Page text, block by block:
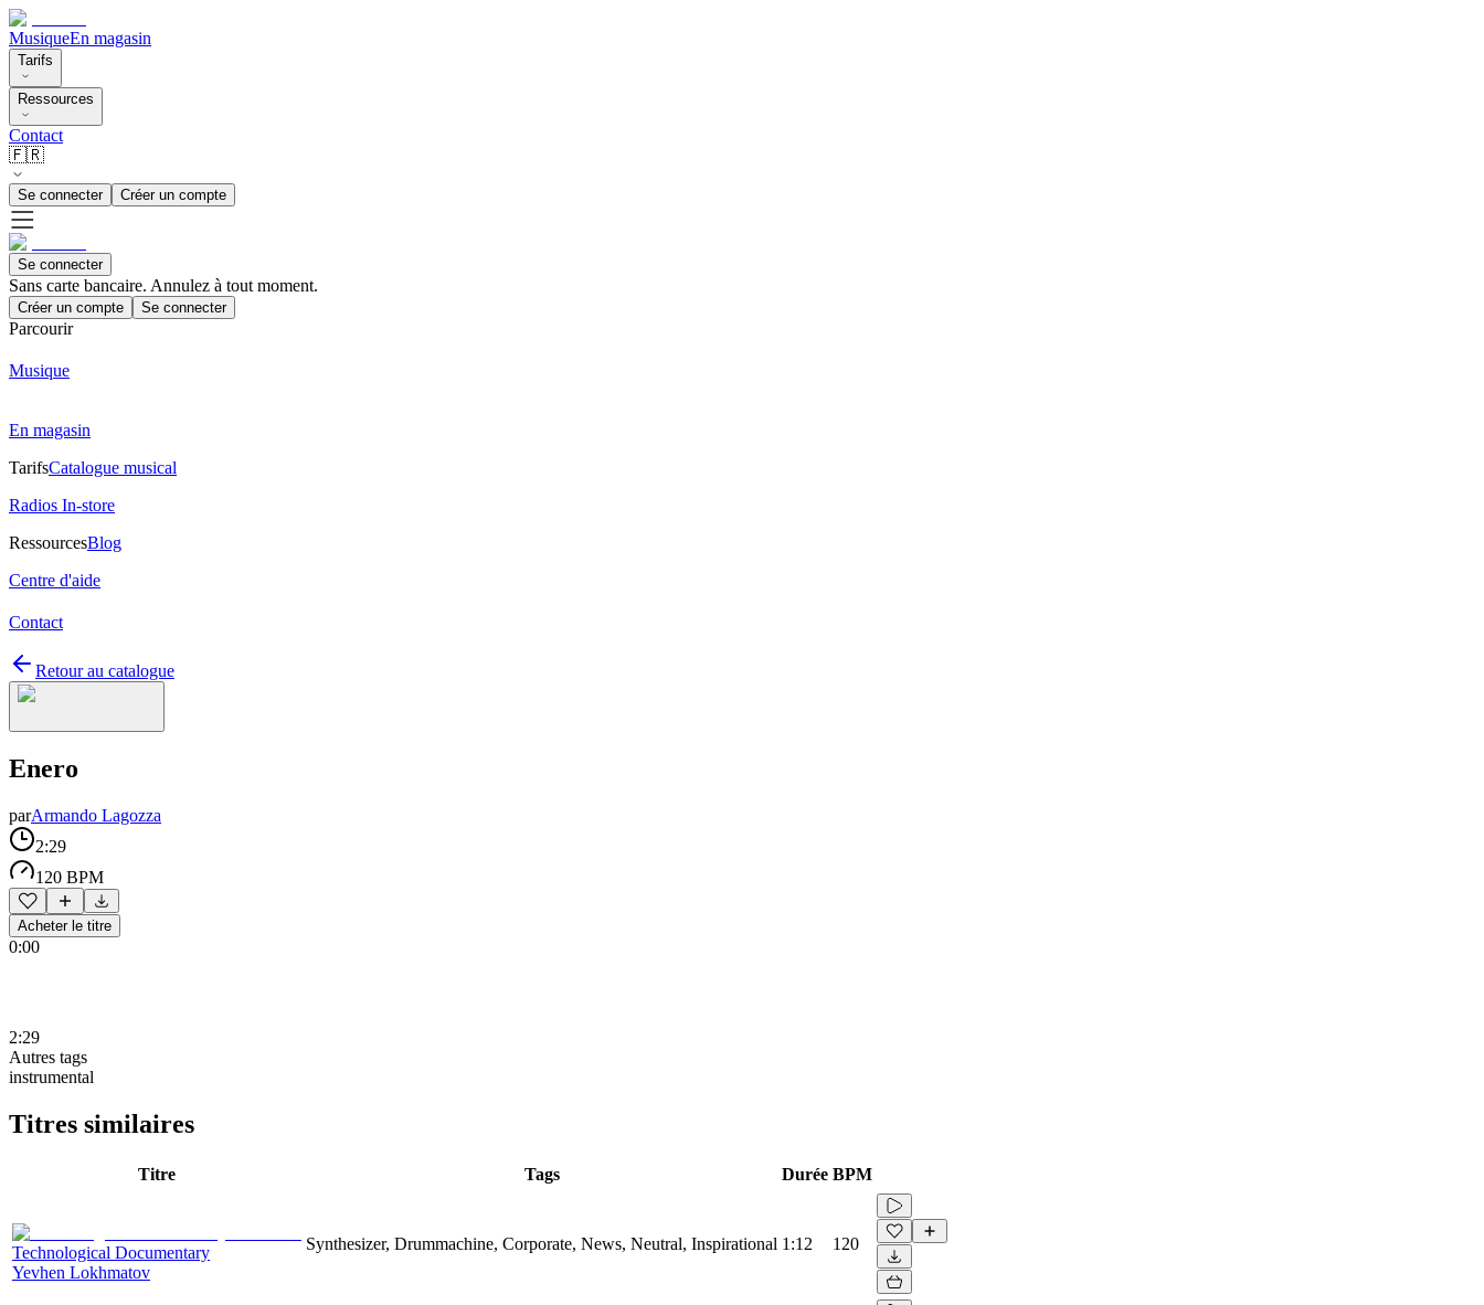
MusiqueEn magasin
Tarifs
Ressources
Contact
🇫🇷
Se connecter Créer un compte
Se connecter
Sans carte bancaire. Annulez à tout moment.
Créer un compte Se connecter
Parcourir
Musique
En magasin
TarifsCatalogue musical
Radios In-store
RessourcesBlog
Centre d'aide
Contact
Retour au catalogue
Enero
parArmando Lagozza
2:29
120 BPM
Acheter le titre
0:00
2:29
Autres tags
instrumental
Titres similaires
Titre Tags Durée BPM
Technological Documentary
Yevhen Lokhmatov
Synthesizer, Drummachine, Corporate, News, Neutral, Inspirational 1:12 120